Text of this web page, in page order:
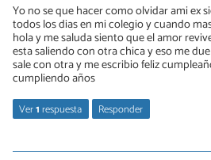
Yo no se que hacer como olvidar ami ex
todos los dias en mi colegio y cuando
hola y me saluda siento que el amor
esta saliendo con otra chica y eso me
sale con otra y me escribio feliz
cumpliendo años
Ver1respuesta Responder